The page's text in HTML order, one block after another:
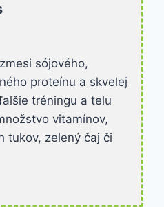
sójového,
proteínu a skvelej
tréningu a telu
vitamínov,
tukov, zelený čaj či